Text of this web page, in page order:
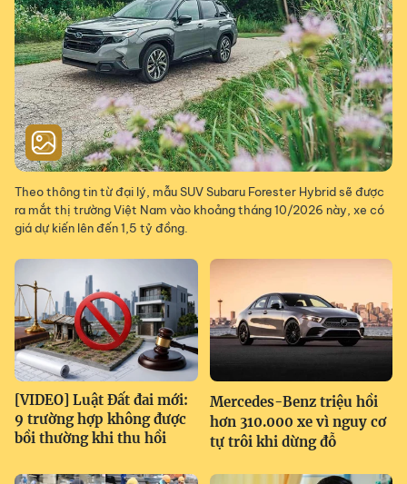
Theo thông tin từ đại lý, mẫu SUV Subaru Forester Hybrid sẽ được
ra mắt thị trường Việt Nam vào khoảng tháng 10/2026 này, xe có
giá dự kiến lên đến 1,5 tỷ đồng.
[VIDEO] Luật Đất đai mới:
9 trường hợp không được
bồi thường khi thu hồi
Mercedes-Benz triệu hồi
hơn 310.000 xe vì nguy cơ
tự trôi khi dừng đỗ